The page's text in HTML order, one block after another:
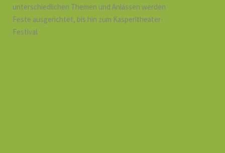
unterschiedlichen Themen und Anlässen werden
Feste ausgerichtet, bis hin zum Kasperltheater-
Festival.